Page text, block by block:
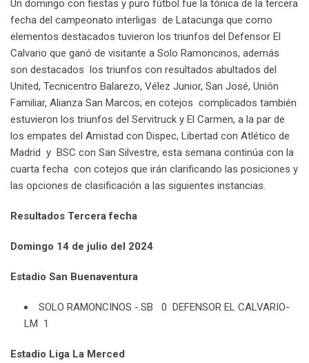
Un domingo con fiestas y puro fútbol fue la tónica de la tercera
fecha del campeonato interligas de Latacunga que como
elementos destacados tuvieron los triunfos del Defensor El
Calvario que ganó de visitante a Solo Ramoncinos, además
son destacados los triunfos con resultados abultados del
United, Tecnicentro Balarezo, Vélez Junior, San José, Unión
Familiar, Alianza San Marcos; en cotejos complicados también
estuvieron los triunfos del Servitruck y El Carmen, a la par de
los empates del Amistad con Dispec, Libertad con Atlético de
Madrid y BSC con San Silvestre, esta semana continúa con la
cuarta fecha con cotejos que irán clarificando las posiciones y
las opciones de clasificación a las siguientes instancias.
Resultados Tercera fecha
Domingo 14 de julio del 2024
Estadio San Buenaventura
SOLO RAMONCINOS -.SB 0 DEFENSOR EL CALVARIO-
LM 1
Estadio Liga La Merced